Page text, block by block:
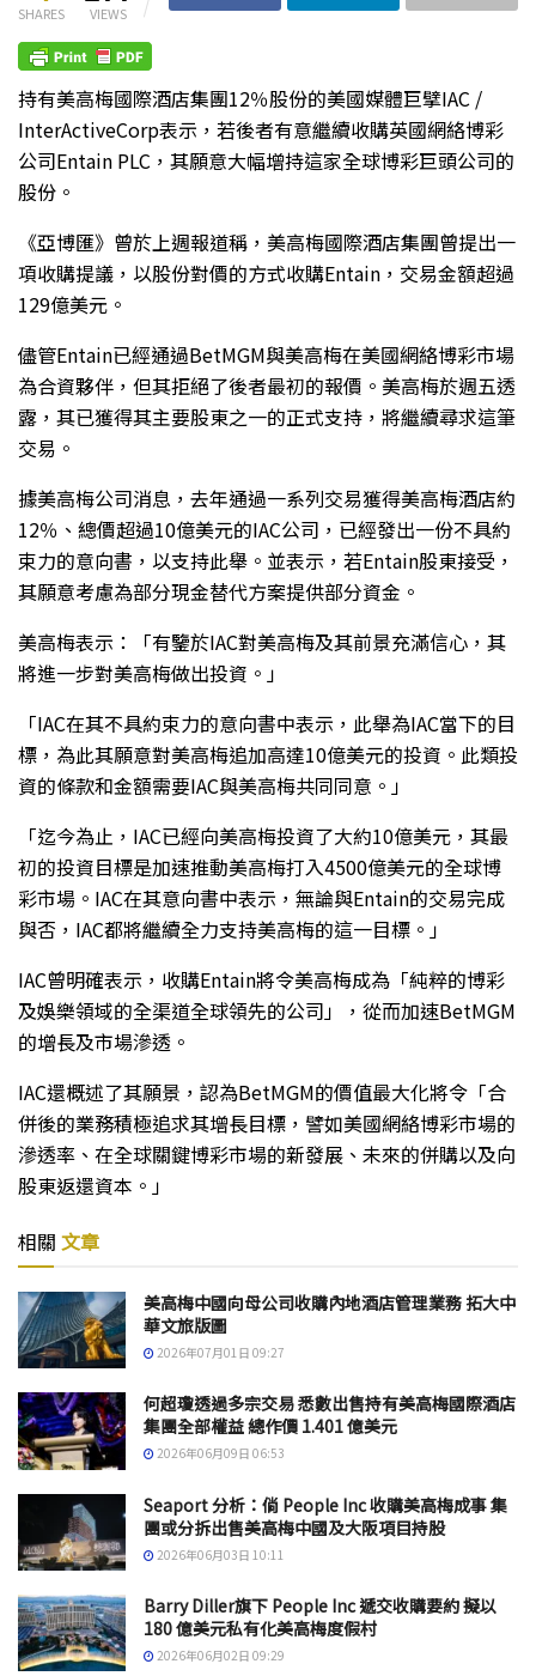
SHARES VIEWS
持有美高梅國際酒店集團12％股份的美國媒體巨擘IAC /
InterActiveCorp表示，若後者有意繼續收購英國網絡博彩
公司Entain PLC，其願意大幅增持這家全球博彩巨頭公司的
股份。
《亞博匯》曾於上週報道稱，美高梅國際酒店集團曾提出一
項收購提議，以股份對價的方式收購Entain，交易金額超過
129億美元。
儘管Entain已經通過BetMGM與美高梅在美國網絡博彩市場
為合資夥伴，但其拒絕了後者最初的報價。美高梅於週五透
露，其已獲得其主要股東之一的正式支持，將繼續尋求這筆
交易。
據美高梅公司消息，去年通過一系列交易獲得美高梅酒店約
12％、總價超過10億美元的IAC公司，已經發出一份不具約
束力的意向書，以支持此舉。並表示，若Entain股東接受，
其願意考慮為部分現金替代方案提供部分資金。
美高梅表示：「有鑒於IAC對美高梅及其前景充滿信心，其
將進一步對美高梅做出投資。」
「IAC在其不具約束力的意向書中表示，此舉為IAC當下的目
標，為此其願意對美高梅追加高達10億美元的投資。此類投
資的條款和金額需要IAC與美高梅共同同意。」
「迄今為止，IAC已經向美高梅投資了大約10億美元，其最
初的投資目標是加速推動美高梅打入4500億美元的全球博
彩市場。IAC在其意向書中表示，無論與Entain的交易完成
與否，IAC都將繼續全力支持美高梅的這一目標。」
IAC曾明確表示，收購Entain將令美高梅成為「純粹的博彩
及娛樂領域的全渠道全球領先的公司」，從而加速BetMGM
的增長及市場滲透。
IAC還概述了其願景，認為BetMGM的價值最大化將令「合
併後的業務積極追求其增長目標，譬如美國網絡博彩市場的
滲透率、在全球關鍵博彩市場的新發展、未來的併購以及向
股東返還資本。」
相關 文章
美高梅中國向母公司收購內地酒店管理業務 拓大中
華文旅版圖
2026年07月01日 09:27
何超瓊透過多宗交易 悉數出售持有美高梅國際酒店
集團全部權益 總作價 1.401 億美元
2026年06月09日 06:53
Seaport 分析：倘 People Inc 收購美高梅成事 集
團或分拆出售美高梅中國及大阪項目持股
2026年06月03日 10:11
Barry Diller旗下 People Inc 遞交收購要約 擬以
180 億美元私有化美高梅度假村
2026年06月02日 09:29